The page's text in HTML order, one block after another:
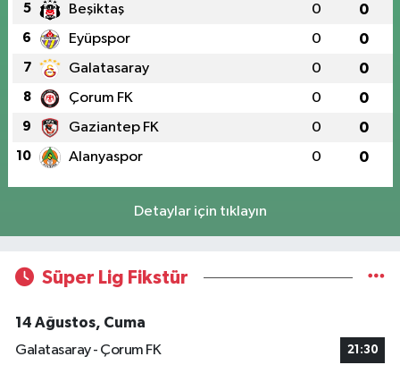
5 Beşiktaş 0 0
6 Eyüpspor 0 0
7 Galatasaray 0 0
8 Çorum FK 0 0
9 Gaziantep FK 0 0
10 Alanyaspor 0 0
Detaylar için tıklayın
Süper Lig Fikstür
14 Ağustos, Cuma
Galatasaray - Çorum FK
21:30